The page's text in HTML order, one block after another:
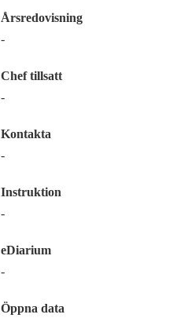
Årsredovisning
-
Chef tillsatt
-
Kontakta
-
Instruktion
-
eDiarium
-
Öppna data